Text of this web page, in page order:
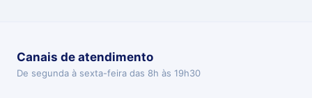
Canais de atendimento
De segunda à sexta-feira das 8h às 19h30